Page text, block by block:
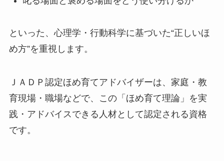
といった、心理学・行動科学に基づいた“正しいほ
め方”を重視します。
ＪＡＤＰ認定ほめ育てアドバイザーは、家庭・教
育現場・職場などで、この「ほめ育て理論」を実
践・アドバイスできる人材として認定される資格
です。